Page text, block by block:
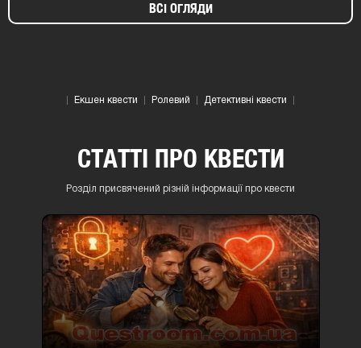
ВСІ ОГЛЯДИ
Екшен квести Ролевий Детективні квести
СТАТТІ ПРО КВЕСТИ
Розділ присвячений різній інформації про квести